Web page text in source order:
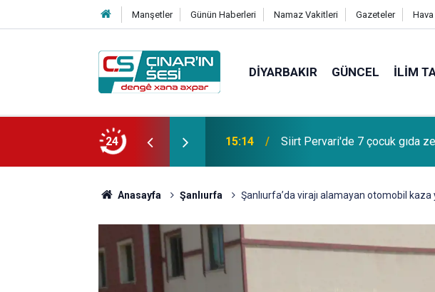
Manşetler Günün Haberleri Namaz Vakitleri Gazeteler
DIYARBAKIR GÜNCEL İLIM
24
şüphesiyle hastaneye kaldırıldı 14:27 Diyarbakır'da canlı müzik
Anasayfa Şanlıurfa Şanlıurfa’da virajı alamayan otomobil kaza